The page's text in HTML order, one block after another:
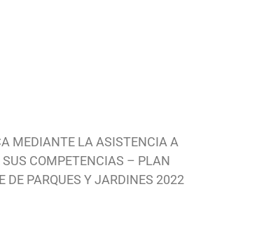
MEDIANTE LA ASISTENCIA A
COMPETENCIAS – PLAN
PARQUES Y JARDINES 2022